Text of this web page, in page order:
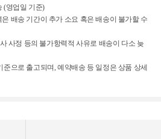
(영업일 기준)
배송 기간이 추가 소요 혹은 배송이 불가할 수
사정 등의 불가항력적 사유로 배송이 다소 늦
으로 출고되며, 예약배송 등 일정은 상품 상세